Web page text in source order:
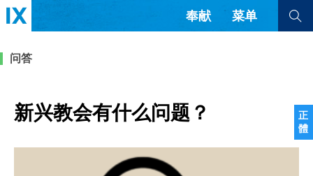
正
體
奉献 菜单
查看全部
查看全部
隐私条款
问答
新兴教会有什么问题？